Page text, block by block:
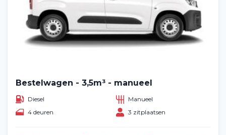
Bestelwagen - 3,5m³ - manueel
Diesel
Manueel
4 deuren
3 zitplaatsen